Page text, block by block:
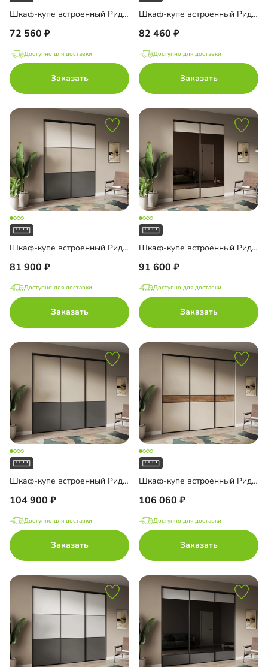
Шкаф-купе встроенный Риден-2-1
72 560
Доступно для доставки
Заказать
Шкаф-купе встроенный Риден-2-2
82 460
Доступно для доставки
Заказать
Шкаф-купе встроенный Риден-2-3
81 900
Доступно для доставки
Заказать
Шкаф-купе встроенный Риден-2-4
91 600
Доступно для доставки
Заказать
Шкаф-купе встроенный Риден-3-1
104 900
Доступно для доставки
Заказать
Шкаф-купе встроенный Риден-3-2
106 060
Доступно для доставки
Заказать